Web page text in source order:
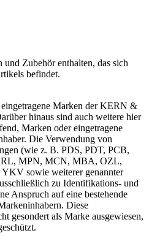
Zubehör enthalten, das sich
befindet.
Marken der KERN &
hinaus sind auch weitere hier
Marken oder eingetragene
Die Verwendung von
(wie z. B. PDS, PDT, PCB,
MPN, MCN, MBA, OZL,
sowie weiterer genannter
zu Identifikations- und
Anspruch auf eine bestehende
Diese
gesondert als Marke ausgewiesen,